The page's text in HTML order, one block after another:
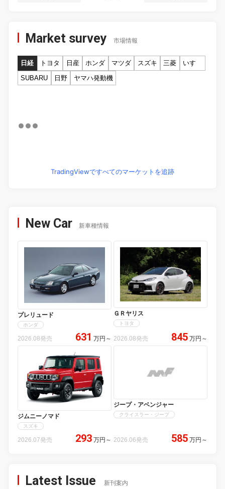
Market survey 市場情報
日経 トヨタ 日産 ホンダ マツダ スズキ 三菱
いすゞ
SUBARU
日野 ヤマハ発動機
TradingViewですべてのマーケットを追跡
New Car 新車種情報
プレリュード
ホンダ
2026.08発売 631 万円 ～
ＧＲヤリス
トヨタ
2026.08発売 845 万円 ～
ジムニーノマド
スズキ
2026.07発売 293 万円 ～
ジープ・アベンジャー
クライスラー・ジープ
2026.06発売 585 万円 ～
Latest Issue 新刊案内